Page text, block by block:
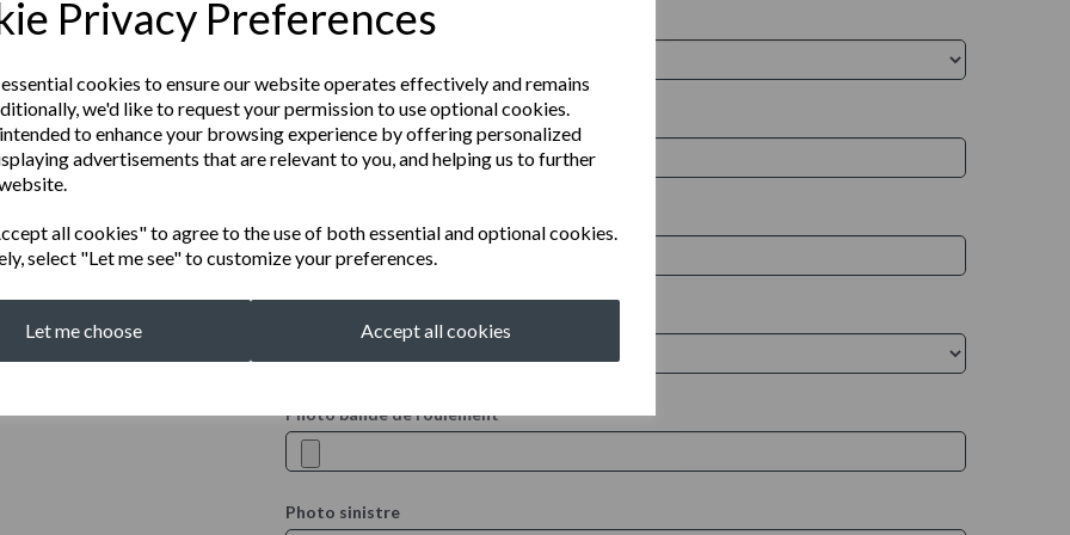
Privacy Preferences
cookies to ensure our website operates effectively and remains
we'd like to request your permission to use optional cookies.
to enhance your browsing experience by offering personalized
advertisements that are relevant to you, and helping us to further
all cookies" to agree to the use of both essential and optional cookies.
select "Let me see" to customize your preferences.
Let me choose Accept all cookies
ici les résultats de son
une vérification ultérieure
Modèl de pneu
Taille
Photo bande de roulement
Photo sinistre